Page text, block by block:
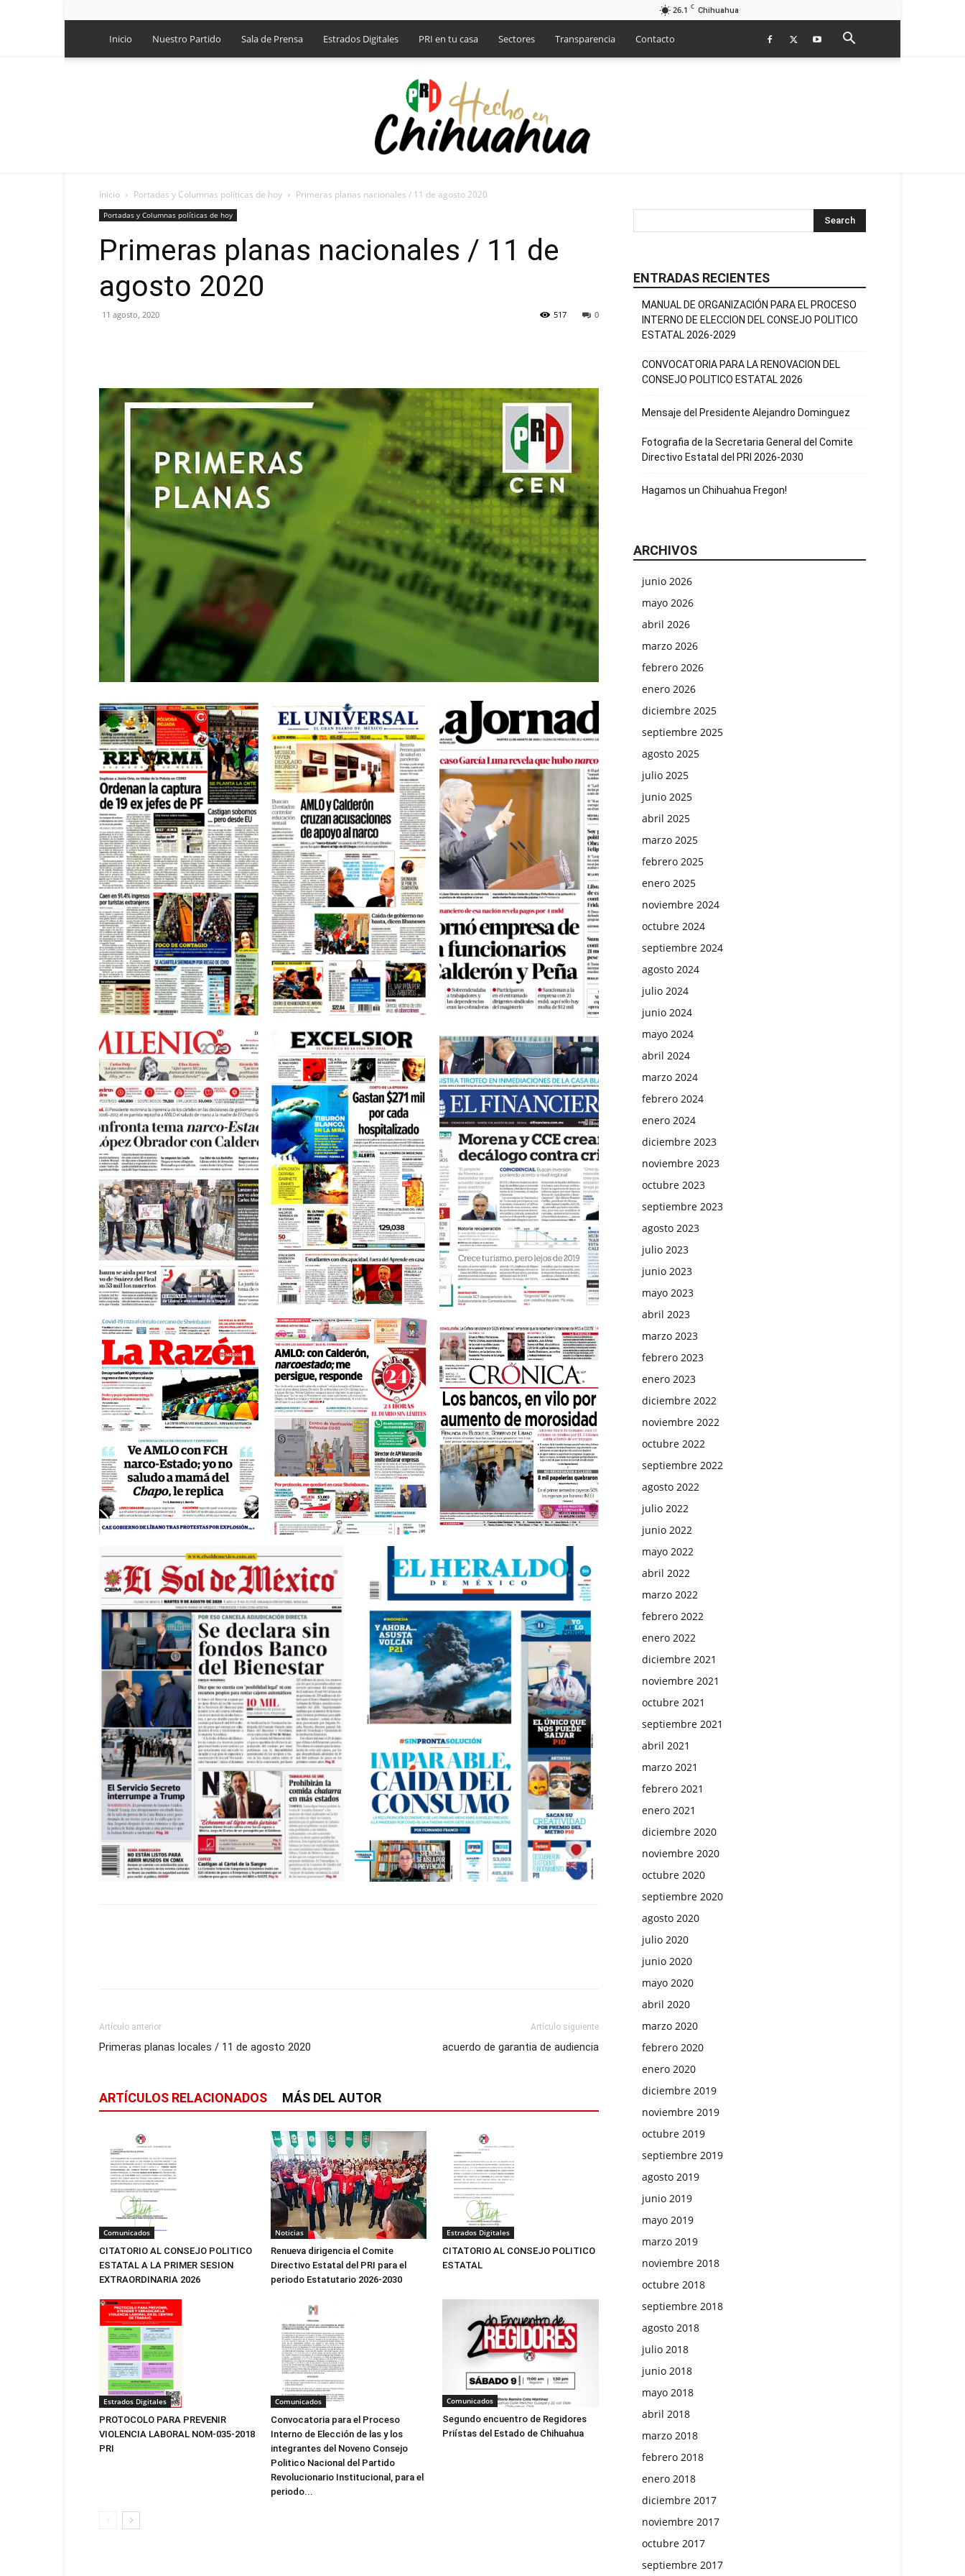
26.1 C Chihuahua
Inicio Nuestro Partido Sala de Prensa Estrados Digitales PRI en tu casa Sectores Transparencia Contacto
CDE
Chihuahua
Inicio Portadas y Columnas políticas de hoy Primeras planas nacionales / 11 de agosto 2020
Portadas y Columnas políticas de hoy
Primeras planas nacionales / 11 de
agosto 2020
11 agosto, 2020 0
517
Artículo anterior
Primeras planas locales / 11 de agosto 2020
Artículo siguiente
acuerdo de garantia de audiencia
ARTÍCULOS RELACIONADOS MÁS DEL AUTOR
Comunicados
CITATORIO AL CONSEJO POLITICO
ESTATAL A LA PRIMER SESION
EXTRAORDINARIA 2026
Noticias
Renueva dirigencia el Comite
Directivo Estatal del PRI para el
periodo Estatutario 2026-2030
Estrados Digitales
CITATORIO AL CONSEJO POLITICO
ESTATAL
Estrados Digitales
PROTOCOLO PARA PREVENIR
VIOLENCIA LABORAL NOM-035-2018
PRI
Comunicados
Convocatoria para el Proceso
Interno de Elección de las y los
integrantes del Noveno Consejo
Politico Nacional del Partido
Revolucionario Institucional, para el
periodo...
Comunicados
Segundo encuentro de Regidores
Priístas del Estado de Chihuahua
ENTRADAS RECIENTES
MANUAL DE ORGANIZACIÓN PARA EL PROCESO
INTERNO DE ELECCION DEL CONSEJO POLITICO
ESTATAL 2026-2029
CONVOCATORIA PARA LA RENOVACION DEL
CONSEJO POLITICO ESTATAL 2026
Mensaje del Presidente Alejandro Dominguez
Fotografia de la Secretaria General del Comite
Directivo Estatal del PRI 2026-2030
Hagamos un Chihuahua Fregon!
ARCHIVOS
junio 2026
mayo 2026
abril 2026
marzo 2026
febrero 2026
enero 2026
diciembre 2025
septiembre 2025
agosto 2025
julio 2025
junio 2025
abril 2025
marzo 2025
febrero 2025
enero 2025
noviembre 2024
octubre 2024
septiembre 2024
agosto 2024
julio 2024
junio 2024
mayo 2024
abril 2024
marzo 2024
febrero 2024
enero 2024
diciembre 2023
noviembre 2023
octubre 2023
septiembre 2023
agosto 2023
julio 2023
junio 2023
mayo 2023
abril 2023
marzo 2023
febrero 2023
enero 2023
diciembre 2022
noviembre 2022
octubre 2022
septiembre 2022
agosto 2022
julio 2022
junio 2022
mayo 2022
abril 2022
marzo 2022
febrero 2022
enero 2022
diciembre 2021
noviembre 2021
octubre 2021
septiembre 2021
abril 2021
marzo 2021
febrero 2021
enero 2021
diciembre 2020
noviembre 2020
octubre 2020
septiembre 2020
agosto 2020
julio 2020
junio 2020
mayo 2020
abril 2020
marzo 2020
febrero 2020
enero 2020
diciembre 2019
noviembre 2019
octubre 2019
septiembre 2019
agosto 2019
junio 2019
mayo 2019
marzo 2019
noviembre 2018
octubre 2018
septiembre 2018
agosto 2018
julio 2018
junio 2018
mayo 2018
abril 2018
marzo 2018
febrero 2018
enero 2018
diciembre 2017
noviembre 2017
octubre 2017
septiembre 2017